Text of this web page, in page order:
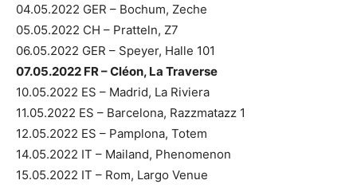
04.05.2022 GER – Bochum, Zeche
05.05.2022 CH – Pratteln, Z7
06.05.2022 GER – Speyer, Halle 101
07.05.2022 FR – Cléon, La Traverse
10.05.2022 ES – Madrid, La Riviera
11.05.2022 ES – Barcelona, Razzmatazz 1
12.05.2022 ES – Pamplona, Totem
14.05.2022 IT – Mailand, Phenomenon
15.05.2022 IT – Rom, Largo Venue